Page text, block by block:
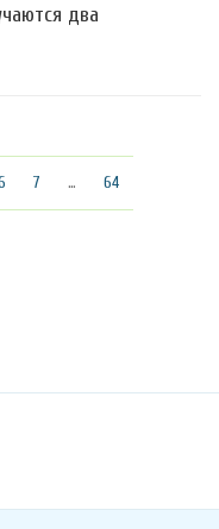
два
7 … 64